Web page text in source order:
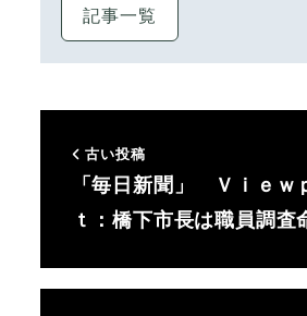
記事一覧
古い投稿
「毎日新聞」 Ｖｉｅｗ
ｔ：橋下市長は職員調